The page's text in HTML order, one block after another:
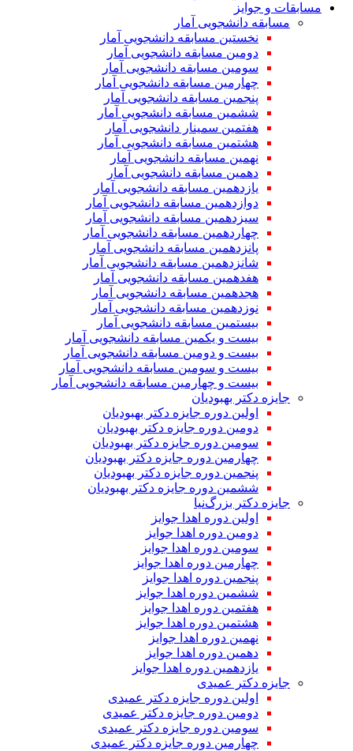
مسابقات و جوایز
مسابقه دانشجویی آمار
نخستین مسابقه دانشجویی آمار
دومین مسابقه دانشجویی آمار
سومین مسابقه دانشجویی آمار
چهارمین مسابقه دانشجویی آمار
پنجمین مسابقه دانشجویی آمار
ششمین مسابقه دانشجویی آمار
هفتمین سمینار دانشجویی آمار
هشتمین مسابقه دانشجویی آمار
نهمین مسابقه دانشجویی آمار
دهمین مسابقه دانشجویی آمار
یازدهمین مسابقه دانشجویی آمار
دوازدهمین مسابقه دانشجویی آمار
سیزدهمین مسابقه دانشجویی آمار
چهاردهمین مسابقه دانشجویی آمار
پانزدهمین مسابقه دانشجویی آمار
شانزدهمین مسابقه دانشجویی آمار
هفدهمین مسابقه دانشجویی آمار
هجدهمین مسابقه دانشجویی آمار
نوزدهمین مسابقه دانشجویی آمار
بیستمین مسابقه دانشجویی آمار
بیست و یکمین مسابقه دانشجویی آمار
بیست و دومین مسابقه دانشجویی آمار
بیست و سومین مسابقه دانشجویی آمار
بیست و چهارمین مسابقه دانشجویی آمار
جایزه دکتر بهبودیان
اولین دوره جایزه دکتر بهبودیان
دومین دوره جایزه دکتر بهبودیان
سومین دوره جایزه دکتر بهبودیان
چهارمین دوره جایزه دکتر بهبودیان
پنجمین دوره جایزه دکتر بهبودیان
ششمین دوره جایزه دکتر بهبودیان
جایزه دکتر بزرگ‌نیا
اولین دوره اهدا جوایز
دومین دوره اهدا جوایز
سومین دوره اهدا جوایز
چهارمین دوره اهدا جوایز
پنجمین دوره اهدا جوایز
ششمین دوره اهدا جوایز
هفتمین دوره اهدا جوایز
هشتمین دوره اهدا جوایز
نهمین دوره اهدا جوایز
دهمین دوره اهدا جوایز
یازدهمین دوره اهدا جوایز
جایزه دکتر عمیدی
اولین دوره جایزه دکتر عمیدی
دومین دوره جایزه دکتر عمیدی
سومین دوره جایزه دکتر عمیدی
چهارمین دوره جایزه دکتر عمیدی